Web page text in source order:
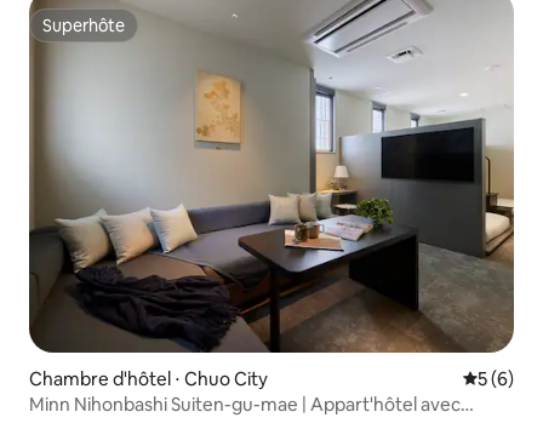
Superhôte
Superhôte
Chambre d'hôtel ⋅ Chuo City
5 (6)
Minn Nihonbashi Suiten-gu-mae | Appart'hôtel avec